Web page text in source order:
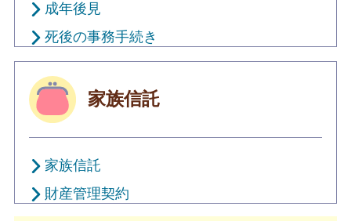
成年後見
死後の事務手続き
家族信託
家族信託
財産管理契約